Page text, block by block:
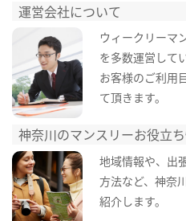
運営会社について
ウィークリーマ
を多数運営して
お客様のご利用
て頂きます。
神奈川のマンスリーお役立
地域情報や、出
方法など、神奈
紹介します。